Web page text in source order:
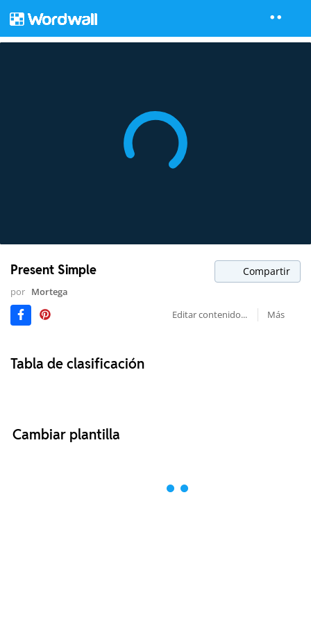
Present Simple Compartir
por Mortega
Editar contenido...
Más
Tabla de clasificación
Cambiar plantilla